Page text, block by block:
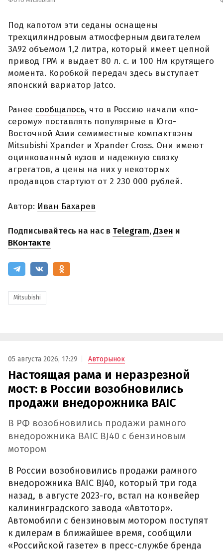
Под капотом эти седаны оснащены
трехцилиндровым атмосферным двигателем
3A92 объемом 1,2 литра, который имеет цепной
привод ГРМ и выдает 80 л. с. и 100 Нм крутящего
момента. Коробкой передач здесь выступает
японский вариатор Jatco.
Ранее сообщалось, что в Россию начали «по-
серому» поставлять популярные в Юго-
Восточной Азии семиместные компактвэны
Mitsubishi Xpander и Xpander Cross. Они имеют
оцинкованный кузов и надежную связку
агрегатов, а цены на них у некоторых
продавцов стартуют от 2 230 000 рублей.
Автор: Иван Бахарев
Подписывайтесь на нас в Telegram,Дзен и
ВКонтакте
Mitsubishi
05 августа 2026, 17:29 Авторынок
Настоящая рама и неразрезной
мост: в России возобновились
продажи внедорожника BAIC
В РФ возобновились продажи рамного
внедорожника BAIC BJ40 с бензиновым
мотором
В России возобновились продажи рамного
внедорожника BAIC BJ40, который три года
назад, в августе 2023-го, встал на конвейер
калининградского завода «Автотор».
Автомобили с бензиновым мотором поступят
к дилерам в ближайшее время, сообщили
«Российской газете» в пресс-службе бренда